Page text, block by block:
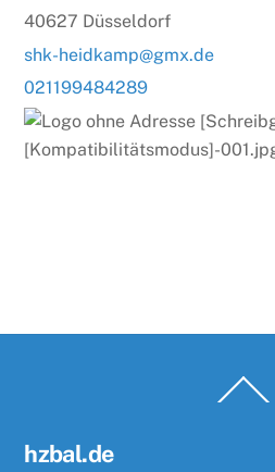
40627 Düsseldorf
shk-heidkamp@gmx.de
021199484289
To
hzbal.de